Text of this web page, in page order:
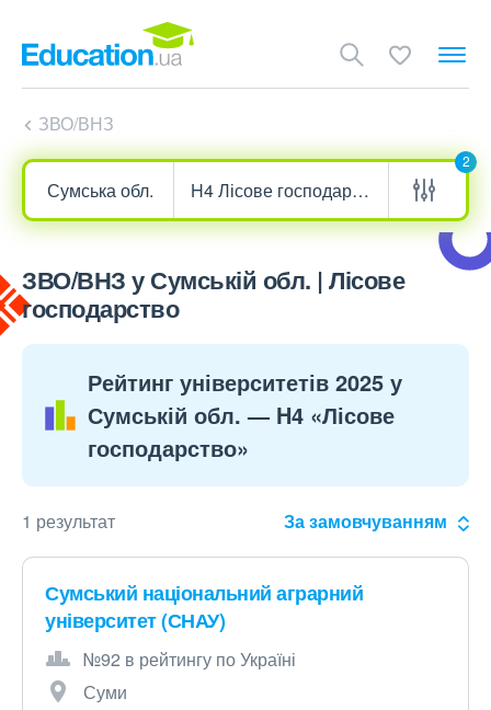
ЗВО/ВНЗ
2
ЗВО/ВНЗ у Сумській обл. | Лісове
господарство
Рейтинг університетів 2025 у
Сумській обл. — H4 «Лісове
господарство»
1 результат За замовчуванням
Сумський національний аграрний
університет (СНАУ)
№92 в рейтингу по Україні
Суми